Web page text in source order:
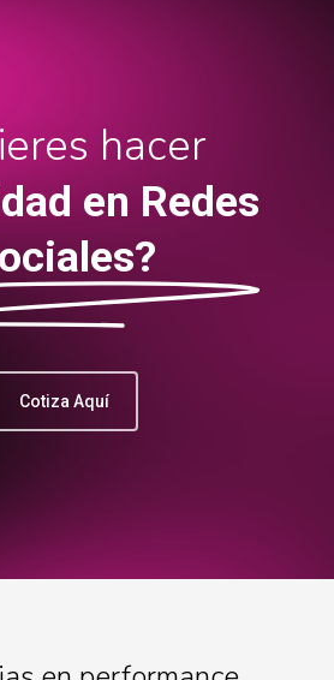
hacer
en Redes
Cotiza Aquí